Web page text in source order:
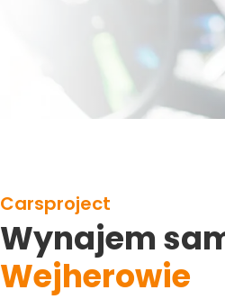
Carsproject
Wynajem
Wejherowie